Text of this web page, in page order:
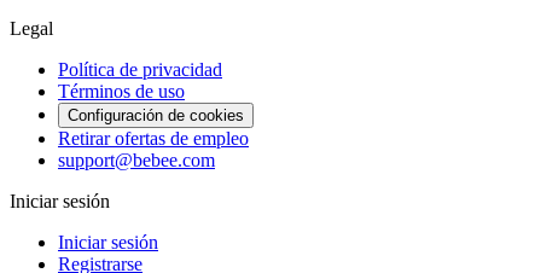
Legal
Política de privacidad
Términos de uso
Configuración de cookies
Retirar ofertas de empleo
support@bebee.com
Iniciar sesión
Iniciar sesión
Registrarse